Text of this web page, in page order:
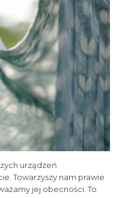
urządzeń
Towarzyszy nam prawie
jej obecności. To